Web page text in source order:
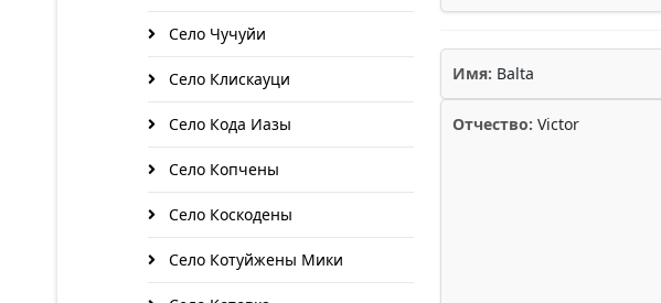
Село Чучуйи
Село Клискауци
Село Кода Иазы
Село Копчены
Село Коскодены
Село Котуйжены Мики
Имя: Balta
Отчество: Victor